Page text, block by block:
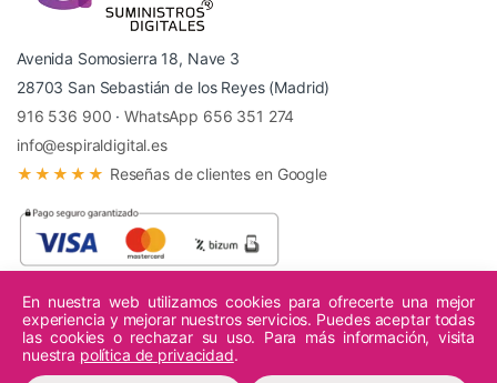
Avenida Somosierra 18, Nave 3
28703 San Sebastián de los Reyes (Madrid)
916 536 900 ·WhatsApp 656 351 274
info@espiraldigital.es
★★★★★ Reseñas de clientes en Google
© 2026 Espiral Digital - Todos los derechos reservados.
En nuestra web utilizamos cookies para ofrecerte una mejor
experiencia y mejorar nuestros servicios. Puedes aceptar todas
las cookies o rechazar su uso. Para más información, visita
nuestra política de privacidad.